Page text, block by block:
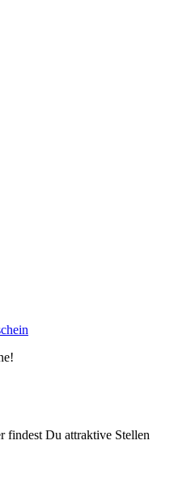
findest Du attraktive Stellen